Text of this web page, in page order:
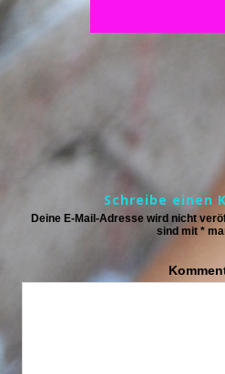
Schreibe einen
Deine E-Mail-Adresse wird nicht
sind mit *